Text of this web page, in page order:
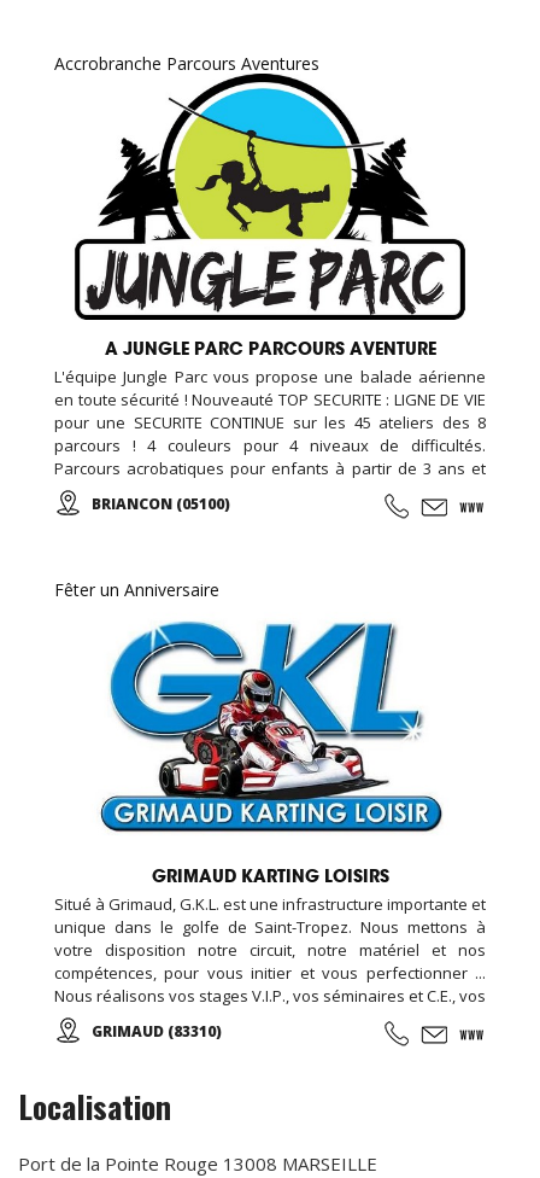
Accrobranche Parcours Aventures
A JUNGLE PARC PARCOURS AVENTURE
L'équipe Jungle Parc vous propose une balade aérienne
en toute sécurité ! Nouveauté TOP SECURITE : LIGNE DE VIE
pour une SECURITE CONTINUE sur les 45 ateliers des 8
parcours ! 4 couleurs pour 4 niveaux de difficultés.
Parcours acrobatiques pour enfants à partir de 3 ans et
95cms, en pleine nature au milieu des marronniers ...
MODULE BABY 2 - 3 ANS
BRIANCON (05100)
Fêter un Anniversaire
GRIMAUD KARTING LOISIRS
Situé à Grimaud, G.K.L. est une infrastructure importante et
unique dans le golfe de Saint-Tropez. Nous mettons à
votre disposition notre circuit, notre matériel et nos
compétences, pour vous initier et vous perfectionner ...
Nous réalisons vos stages V.I.P., vos séminaires et C.E., vos
formules week-end... Encadré par notre équipe de
passionnés vous participerez aux courses d'endurance,
GRIMAUD (83310)
Localisation
Port de la Pointe Rouge 13008 MARSEILLE